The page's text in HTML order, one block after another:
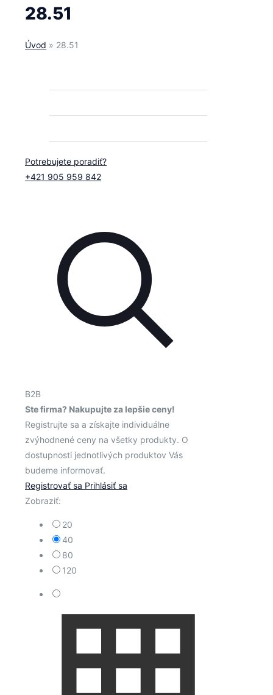
28.51
Úvod » 28.51
Potrebujete poradiť?
+421 905 959 842
B2B
Ste firma? Nakupujte za lepšie ceny!
Registrujte sa a získajte individuálne
zvýhodnené ceny na všetky produkty. O
dostupnosti jednotlivých produktov Vás
budeme informovať.
Registrovať sa Prihlásiť sa
Zobraziť:
20
40
80
120